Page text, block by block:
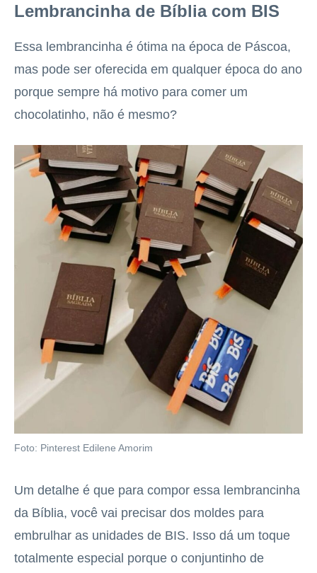
Lembrancinha de Bíblia com BIS
Essa lembrancinha é ótima na época de Páscoa,
mas pode ser oferecida em qualquer época do ano
porque sempre há motivo para comer um
chocolatinho, não é mesmo?
Foto: Pinterest Edilene Amorim
Um detalhe é que para compor essa lembrancinha
da Bíblia, você vai precisar dos moldes para
embrulhar as unidades de BIS. Isso dá um toque
totalmente especial porque o conjuntinho de